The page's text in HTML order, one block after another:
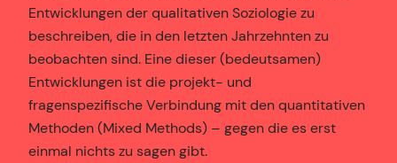
Entwicklungen der qualitativen Soziologie zu
beschreiben, die in den letzten Jahrzehnten zu
beobachten sind. Eine dieser (bedeutsamen)
Entwicklungen ist die projekt- und
fragenspezifische Verbindung mit den quantitativen
Methoden (Mixed Methods) – gegen die es erst
einmal nichts zu sagen gibt.